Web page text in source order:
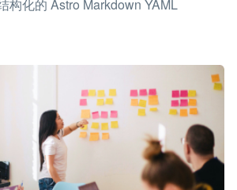
构化的 Astro Markdown YAML